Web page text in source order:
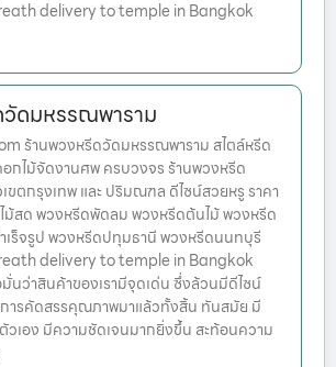
delivery to temple in Bangkok
ดมหรรณพาราม
ร้านพวงหรีดวัดมหรรณพาราม สไตล์หรีด
กไม้จัดงานศพ ครบวงจร ร้านพวงหรีด
ขตกรุงเทพ และ ปริมณฑล ดีไซน์สวยหรู ราคา
สด พวงหรีดพัดลม พวงหรีดต้นไม้ พวงหรีด
เร็จรูป พวงหรีดปทุมธานี พวงหรีดนนทบุรี
delivery to temple in Bangkok
นว่าสินค้าของเรามีจุดเด่น ซึ่งล้วนมีดีไซน์
การคัดสรรคุณภาพมาแล้วทั้งสิ้น ทันสมัย มี
วเอง มีความชัดเจนมากยิ่งขึ้น สะท้อนความ